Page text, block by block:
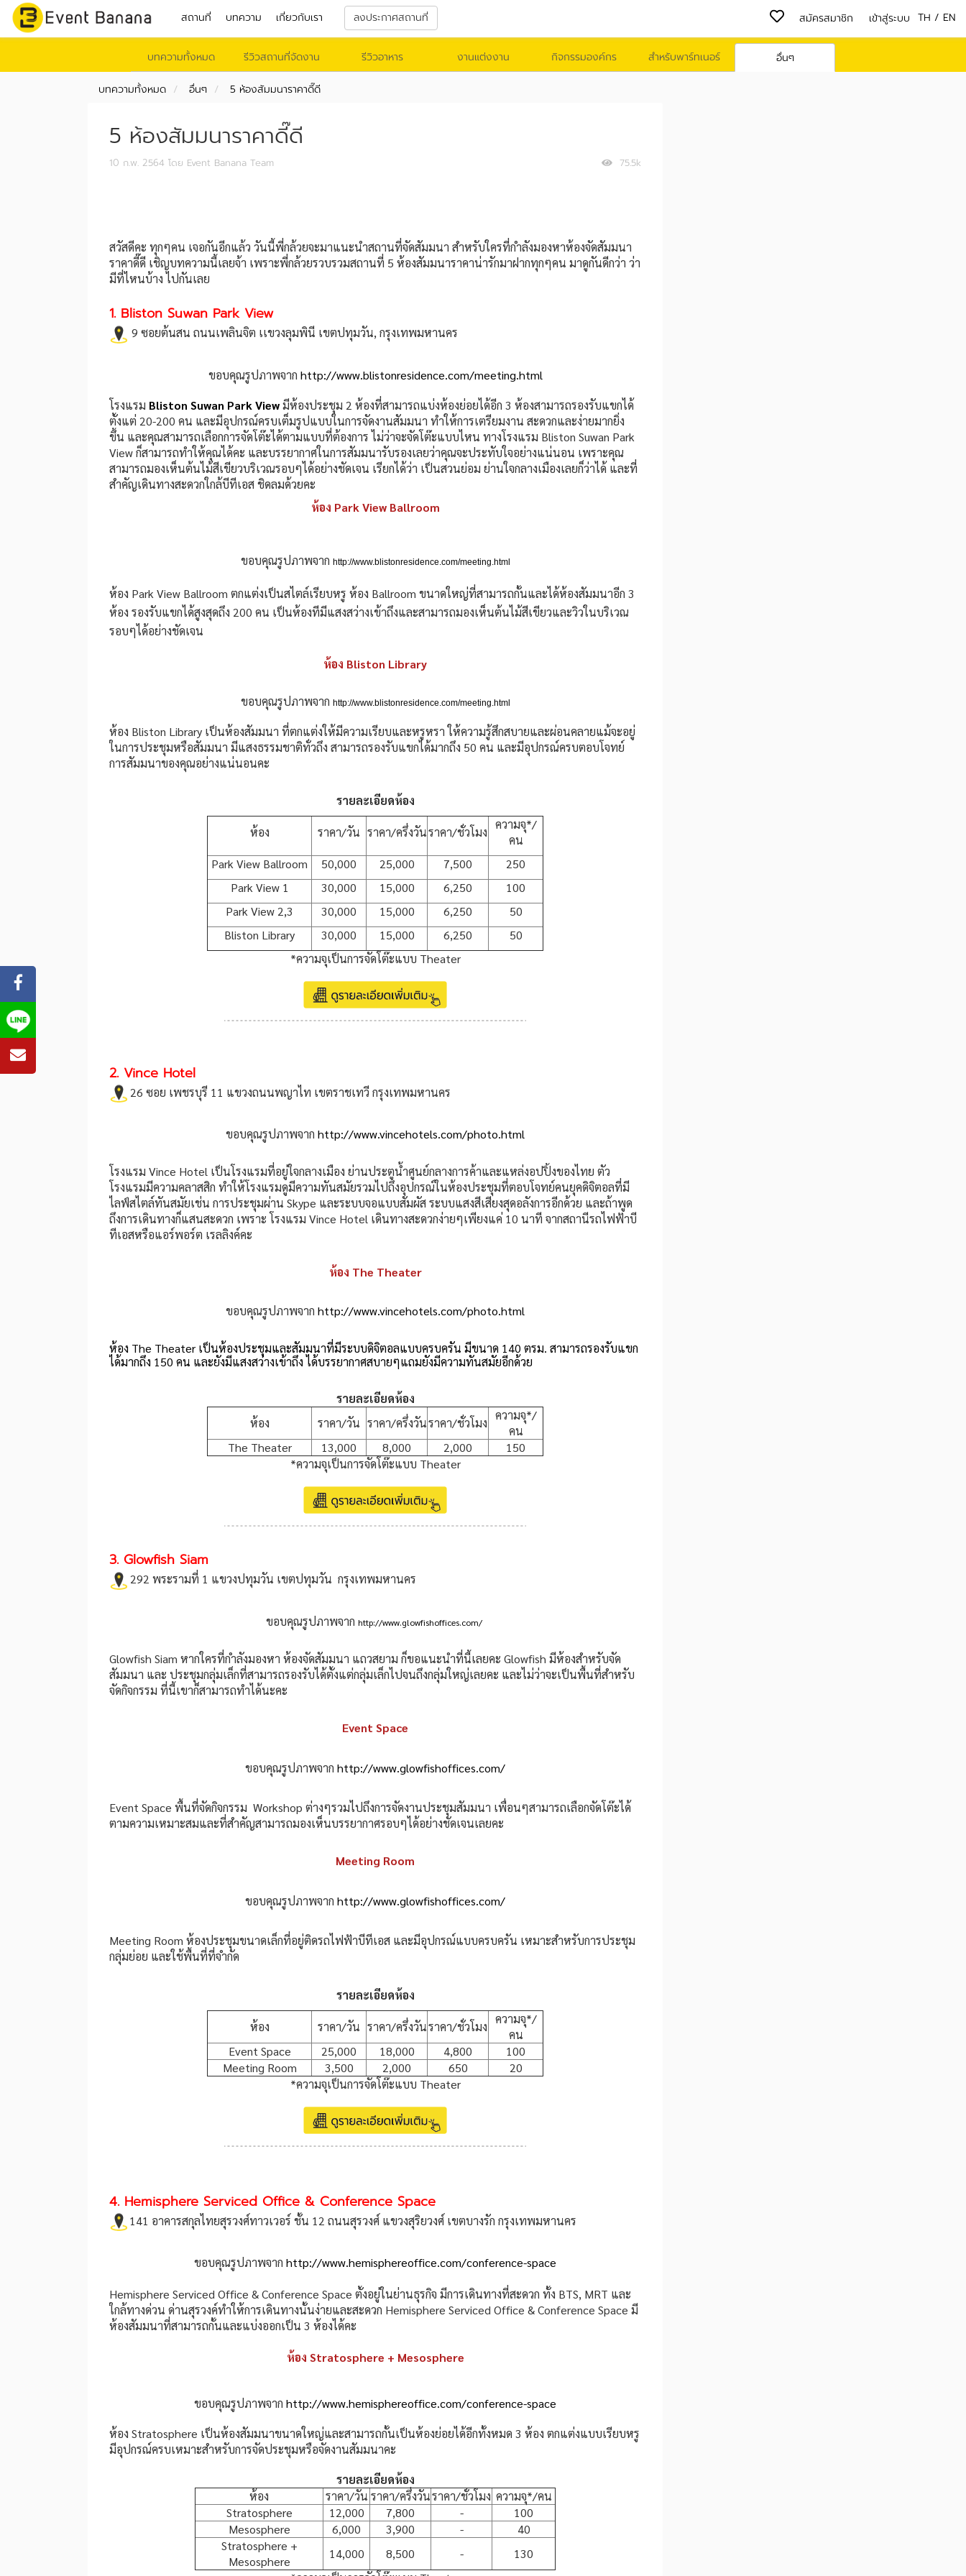
สถานที่ บทความ เกี่ยวกับเรา ลงประกาศสถานที่ TH / EN
สมัครสมาชิก เข้าสู่ระบบ
บทความทั้งหมด รีวิวสถานที่จัดงาน รีวิวอาหาร งานแต่งงาน กิจกรรมองค์กร สำหรับพาร์ทเนอร์ อื่นๆ
บทความทั้งหมด อื่นๆ 5 ห้องสัมมนาราคาดี๊ดี
5 ห้องสัมมนาราคาดี๊ดี
75.5k
10 ก.พ. 2564 โดย Event Banana Team
สวัสดีคะ ทุกๆคน เจอกันอีกแล้ว วันนี้พี่กล้วยจะมาแนะนำสถานที่จัดสัมมนา สำหรับใครที่กำลังมองหาห้องจัดสัมมนา
ราคาดี๊ดี เชิญบทความนี้เลยจ้า เพราะพี่กล้วยรวบรวมสถานที่ 5 ห้องสัมมนาราคาน่ารักมาฝากทุกๆคน มาดูกันดีกว่า ว่า
มีที่ไหนบ้าง ไปกันเลย
1. Bliston Suwan Park View
9 ซอยต้นสน ถนนเพลินจิต เเขวงลุมพินี เขตปทุมวัน, กรุงเทพมหานคร
ขอบคุณรูปภาพจาก http://www.blistonresidence.com/meeting.html
โรงแรม Bliston Suwan Park Viewมีห้องประชุม 2 ห้องที่สามารถแบ่งห้องย่อยได้อีก 3 ห้องสามารถรองรับแขกได้
ตั้งแต่ 20-200 คน และมีอุปกรณ์ครบเต็มรูปแบบในการจัดงานสัมมนา ทำให้การเตรียมงาน สะดวกและง่ายมากยิ่ง
ขึ้น และคุณสามารถเลือกการจัดโต๊ะได้ตามแบบที่ต้องการ ไม่ว่าจะจัดโต๊ะแบบไหน ทางโรงแรม Bliston Suwan Park
View ก็สามารถทำให้คุณได้คะ และบรรยากาศในการสัมมนารับรองเลยว่าคุณจะประทับใจอย่างแน่นอน เพราะคุณ
สามารถมองเห็นต้นไม้สีเขียวบริเวณรอบๆได้อย่างชัดเจน เรียกได้ว่า เป็นสวนย่อม ย่านใจกลางเมืองเลยก็ว่าได้ และที่
สำคัญเดินทางสะดวกใกล้บีทีเอส ชิดลมด้วยคะ
ห้อง Park View Ballroom
ขอบคุณรูปภาพจาก http://www.blistonresidence.com/meeting.html
ห้อง Park View Ballroom ตกแต่งเป็นสไตล์เรียบหรู ห้อง Ballroom ขนาดใหญ่ที่สามารถกั้นและได้ห้องสัมมนาอีก 3
ห้อง รองรับแขกได้สูงสุดถึง 200 คน เป็นห้องทีมีแสงสว่างเข้าถึงและสามารถมองเห็นต้นไม้สีเขียวและวิวในบริเวณ
รอบๆได้อย่างชัดเจน
ห้อง Bliston Library
ขอบคุณรูปภาพจาก http://www.blistonresidence.com/meeting.html
ห้อง Bliston Library เป็นห้องสัมมนา ที่ตกแต่งให้มีความเรียบและหรูหรา ให้ความรู้สึกสบายและผ่อนคลายแม้จะอยู่
ในการประชุมหรือสัมมนา มีแสงธรรมชาติทั่วถึง สามารถรองรับแขกได้มากถึง 50 คน และมีอุปกรณ์ครบตอบโจทย์
การสัมมนาของคุณอย่างแน่นอนคะ
รายละเอียดห้อง
ห้อง ราคา/วัน ราคา/ครึ่งวันราคา/ชั่วโมง
ความจุ*/
คน
Park View Ballroom
50,000 25,000 7,500
250
Park View 1
30,000 15,000 6,250
100
Park View 2,3
30,000 15,000 6,250
50
Bliston Library
30,000 15,000 6,250
50
*ความจุเป็นการจัดโต๊ะแบบ Theater
2. Vince Hotel
26 ซอย เพชรบุรี 11 แขวงถนนพญาไท เขตราชเทวี กรุงเทพมหานคร
ขอบคุณรูปภาพจาก http://www.vincehotels.com/photo.html
โรงแรม Vince Hotel เป็นโรงแรมที่อยู่ใจกลางเมือง ย่านประตูน้ำศูนย์กลางการค้าและแหล่งอปปิ้งของไทย ตัว
โรงแรมมีความคลาสสิก ทำให้โรงแรมดูมีความทันสมัยรวมไปถึงอุปกรณ์ในห้องประชุมที่ตอบโจทย์คนยุคดิจิตอลที่มี
ไลฟ์สไตล์ทันสมัยเช่น การประชุมผ่าน Skype และระบบจอแบบสัมผัส ระบบแสงสีเสียงสุดอลังการอีกด้วย และถ้าพูด
ถึงการเดินทางก็แสนสะดวก เพราะ โรงแรม Vince Hotel เดินทางสะดวกง่ายๆเพียงแค่ 10 นาที จากสถานีรถไฟฟ้าบี
ทีเอสหรือแอร์พอร์ต เรลลิงค์คะ
ห้อง The Theater
ขอบคุณรูปภาพจาก http://www.vincehotels.com/photo.html
ห้อง The Theater เป็นห้องประชุมและสัมมนาที่มีระบบดิจิตอลแบบครบครัน มีขนาด 140 ตรม. สามารถรองรับแขก
ได้มากถึง 150 คน และยังมีแสงสว่างเข้าถึง ได้บรรยากาศสบายๆแถมยังมีความทันสมัยอีกด้วย
รายละเอียดห้อง
ห้อง
ราคา/วัน ราคา/ครึ่งวันราคา/ชั่วโมง
ความจุ*/
คน
The Theater
13,000 8,000 2,000
150
*ความจุเป็นการจัดโต๊ะแบบ Theater
3. Glowfish Siam
292 พระรามที่ 1 แขวงปทุมวัน เขตปทุมวัน กรุงเทพมหานคร
ขอบคุณรูปภาพจาก http://www.glowfishoffices.com/
Glowfish Siam หากใครที่กำลังมองหา ห้องจัดสัมมนา แถวสยาม ก็ขอแนะนำที่นี้เลยคะ Glowfish มีห้องสำหรับจัด
สัมมนา และ ประชุมกลุ่มเล็กที่สามารถรองรับได้ตั้งแต่กลุ่มเล็กไปจนถึงกลุ่มใหญ่เลยคะ และไม่ว่าจะเป็นพื้นที่สำหรับ
จัดกิจกรรม ที่นี้เขาก็สามารถทำได้นะคะ
Event Space
ขอบคุณรูปภาพจาก http://www.glowfishoffices.com/
Event Space พื้นที่จัดกิจกรรม Workshop ต่างๆรวมไปถึงการจัดงานประชุมสัมมนา เพื่อนๆสามารถเลือกจัดโต๊ะได้
ตามความเหมาะสมและที่สำคัญสามารถมองเห็นบรรยากาศรอบๆได้อย่างชัดเจนเลยคะ
Meeting Room
ขอบคุณรูปภาพจาก http://www.glowfishoffices.com/
Meeting Room ห้องประชุมขนาดเล็กที่อยู่ติดรถไฟฟ้าบีทีเอส และมีอุปกรณ์แบบครบครัน เหมาะสำหรับการประชุม
กลุ่มย่อย และใช้พื้นที่ที่จำกัด
รายละเอียดห้อง
ห้อง ราคา/วัน ราคา/ครึ่งวันราคา/ชั่วโมง
ความจุ*/
คน
Event Space
25,000 18,000 4,800
100
Meeting Room
3,500 2,000 650
20
*ความจุเป็นการจัดโต๊ะแบบ Theater
4. Hemisphere Serviced Office & Conference Space
141 อาคารสกุลไทยสุรวงศ์ทาวเวอร์ ชั้น 12 ถนนสุรวงศ์ แขวงสุริยวงศ์ เขตบางรัก กรุงเทพมหานคร
ขอบคุณรูปภาพจาก http://www.hemisphereoffice.com/conference-space
Hemisphere Serviced Office & Conference Space ตั้งอยู่ในย่านธุรกิจ มีการเดินทางที่สะดวก ทั้ง BTS, MRT และ
ใกล้ทางด่วน ด่านสุรวงค์ทำให้การเดินทางนั้นง่ายและสะดวก Hemisphere Serviced Office & Conference Space มี
ห้องสัมมนาที่สามารถกั้นและแบ่งออกเป็น 3 ห้องได้คะ
ห้อง Stratosphere + Mesosphere
ขอบคุณรูปภาพจาก http://www.hemisphereoffice.com/conference-space
ห้อง Stratosphere เป็นห้องสัมมนาขนาดใหญ่และสามารถกั้นเป็นห้องย่อยได้อีกทั้งหมด 3 ห้อง ตกแต่งแบบเรียบหรู
มีอุปกรณ์ครบเหมาะสำหรับการจัดประชุมหรือจัดงานสัมมนาคะ
รายละเอียดห้อง
ห้อง
ราคา/วัน ราคา/ครึ่งวันราคา/ชั่วโมง ความจุ*/คน
Stratosphere
12,000 7,800 -
100
Mesosphere
6,000 3,900 -
40
Stratosphere +
Mesosphere
14,000 8,500 -
130